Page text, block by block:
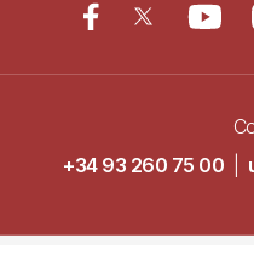
+34 93 260 75 00